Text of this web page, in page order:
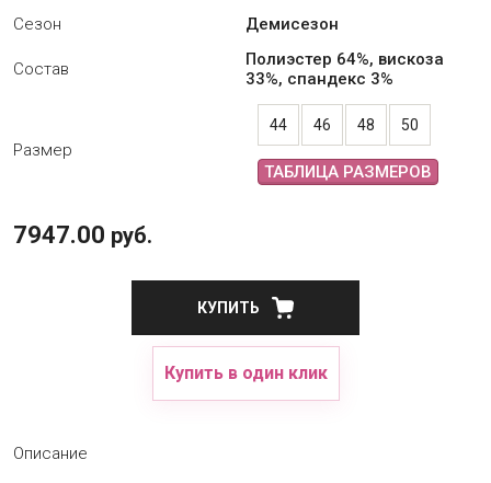
Сезон
Демисезон
Состав
Полиэстер 64%, вискоза
33%, спандекс 3%
Размер
44 46 48 50
ТАБЛИЦА РАЗМЕРОВ
7947.00 руб.
КУПИТЬ
Купить в один клик
Описание